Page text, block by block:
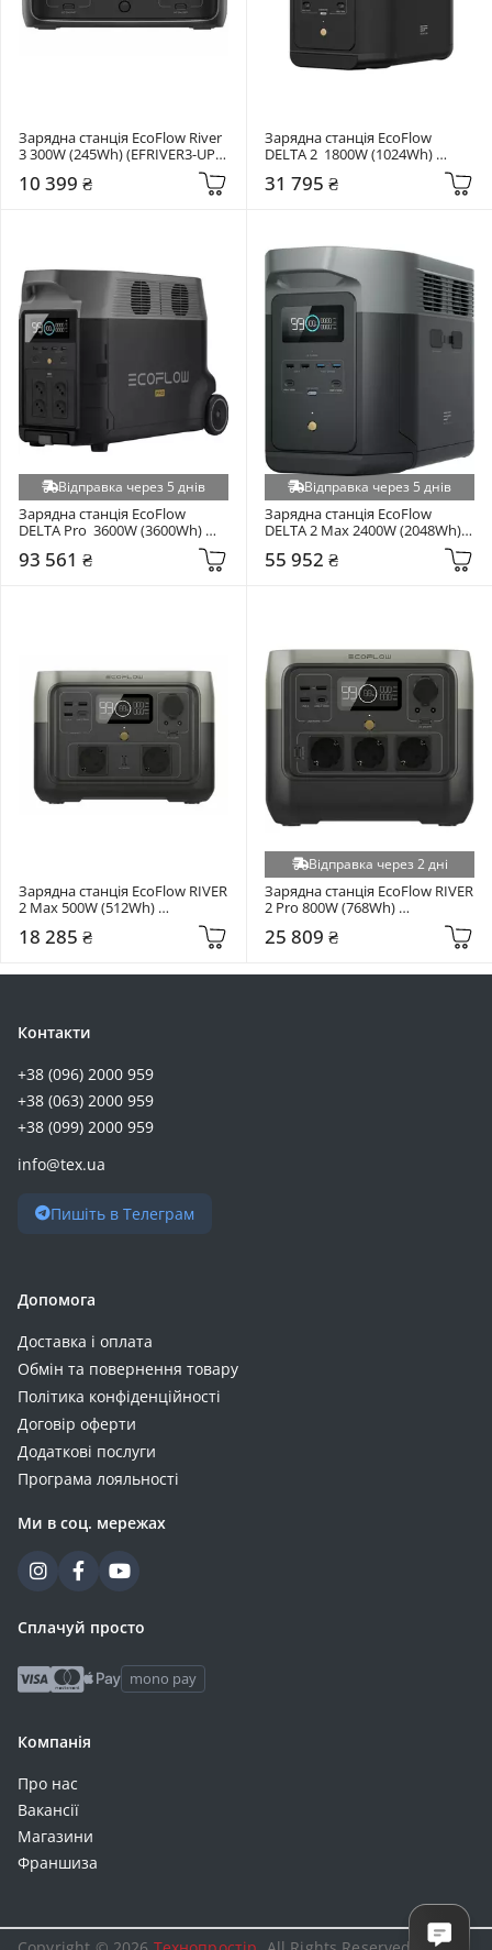
Зарядна станція EcoFlow River
3 300W (245Wh) (EFRIVER3-UPS-
10 399 ₴
Зарядна станція EcoFlow
DELTA 2  1800W (1024Wh)
31 795 ₴
Відправка через 5 днів
Зарядна станція EcoFlow
DELTA Pro  3600W (3600Wh)
93 561 ₴
Відправка через 5 днів
Зарядна станція EcoFlow
DELTA 2 Max 2400W (2048Wh)
55 952 ₴
Зарядна станція EcoFlow RIVER
2 Max 500W (512Wh)
18 285 ₴
Відправка через 2 дні
Зарядна станція EcoFlow RIVER
2 Pro 800W (768Wh)
25 809 ₴
Контакти
+38 (096) 2000 959
+38 (063) 2000 959
+38 (099) 2000 959
info@tex.ua
Пишіть в Телеграм
Допомога
Доставка і оплата
Обмін та повернення товару
Політика конфіденційності
Договір оферти
Додаткові послуги
Програма лояльності
Ми в соц. мережах
Сплачуй просто
mono pay
Компанія
Про нас
Вакансії
Магазини
Франшиза